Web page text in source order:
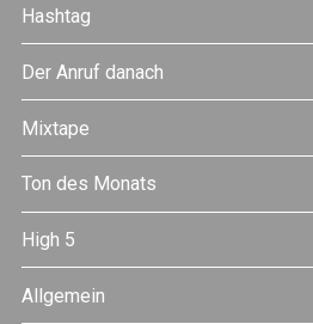
Hashtag
Der Anruf danach
Mixtape
Ton des Monats
High 5
Allgemein